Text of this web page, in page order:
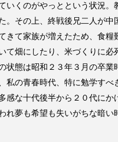
いくのがやっとという状況。
。その上、終戦後兄二人が中
きて家族が増えたため、食糧
て畑にしたり、米づくりに必
状態は昭和２３年３月の卒業
私の青春時代、特に勉学すべ
感な十代後半から２０代にか
れ夢も希望も失いがちな暗い